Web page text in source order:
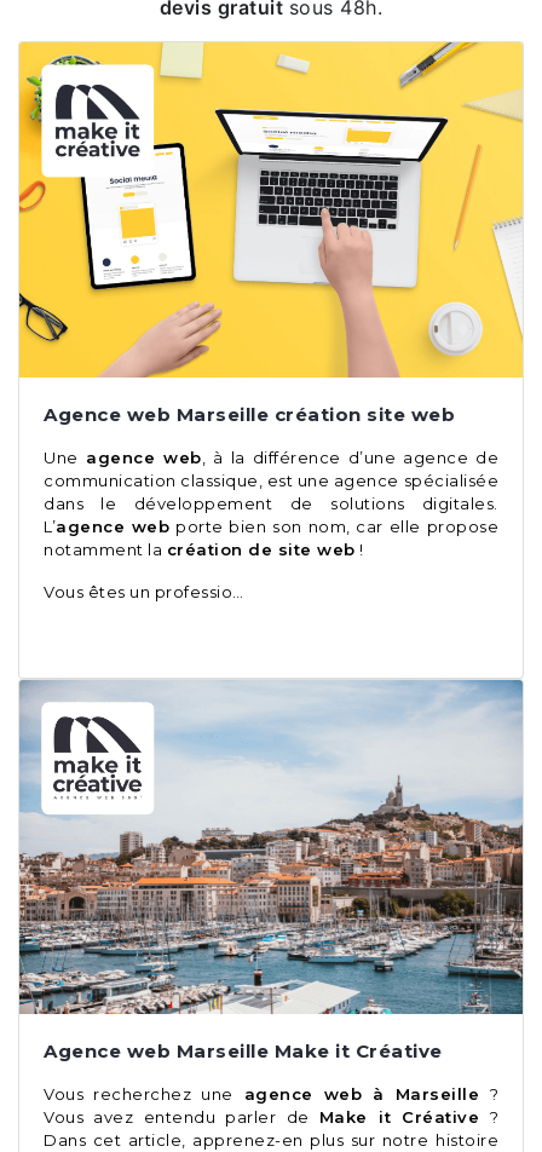
devis gratuit sous 48h.
Agence web Marseille création site web
Une agence web , à la différence d’une agence de
communication classique, est une agence spécialisée
dans le développement de solutions digitales.
L’agence web porte bien son nom, car elle propose
notamment la création de site web !
Vous êtes un professio…
Agence web Marseille Make it Créative
Vous recherchez une agence web à Marseille ?
Vous avez entendu parler de Make it Créative ?
Dans cet article, apprenez-en plus sur notre histoire